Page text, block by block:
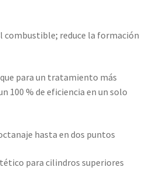
combustible; reduce la formación
para un tratamiento más
100 % de eficiencia en un solo
hasta en dos puntos
para cilindros superiores